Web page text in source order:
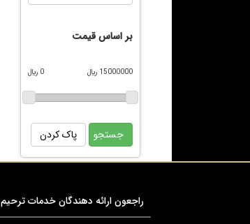
بر اساس قیمت
0 ريال 15000000 ريال
پاک کردن
راجعون ارائه دهندگان خدمات ترحیم